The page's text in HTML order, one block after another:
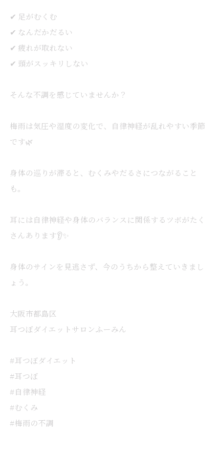
✔ 足がむくむ
✔ なんだかだるい
✔ 疲れが取れない
✔ 頭がスッキリしない
そんな不調を感じていませんか？
梅雨は気圧や湿度の変化で、自律神経が乱れやすい季節
です🌿
身体の巡りが滞ると、むくみやだるさにつながること
も。
耳には自律神経や身体のバランスに関係するツボがたく
さんあります👂✨
身体のサインを見逃さず、今のうちから整えていきまし
ょう。
大阪市都島区
耳つぼダイエットサロンふーみん
#耳つぼダイエット
#耳つぼ
#自律神経
#むくみ
#梅雨の不調